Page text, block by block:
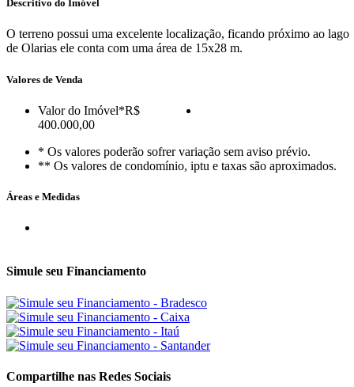
Descritivo do Imóvel
O terreno possui uma excelente localização, ficando próximo ao lago
de Olarias ele conta com uma área de 15x28 m.
Valores de Venda
Valor do Imóvel*R$
400.000,00
* Os valores poderão sofrer variação sem aviso prévio.
** Os valores de condomínio, iptu e taxas são aproximados.
Áreas e Medidas
Simule seu Financiamento
Compartilhe nas Redes Sociais